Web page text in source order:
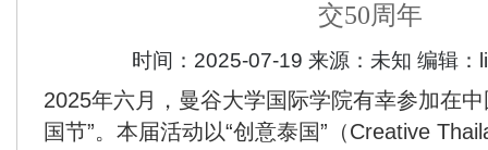
交50周年
时间： 2025-07-19 来源： 未知 编辑：
2025年六月，曼谷大学国际学院有幸参加在
国节”。本届活动以“创意泰国”（Creative